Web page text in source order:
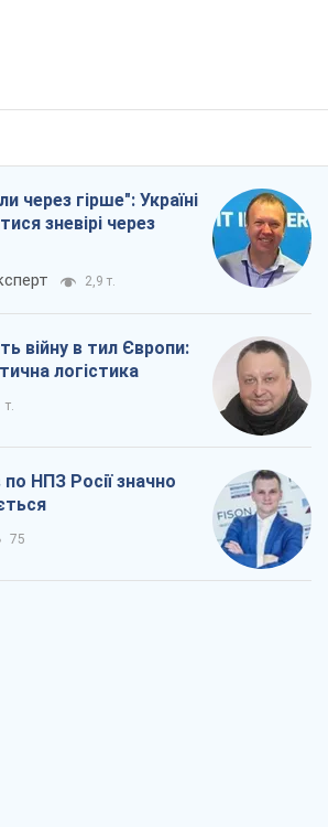
через гірше": Україні
зневірі через
2,9 т.
війну в тил Європи:
логістика
т.
по НПЗ Росії значно
75